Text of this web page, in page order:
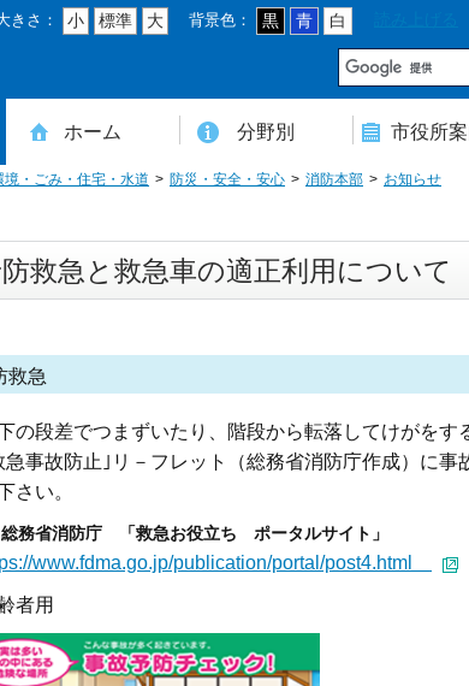
きさ： 小 標準 大 背景色： 黒 青 白
ホーム 分野別
住民登録・戸籍・印鑑・マイナンバー
税・年金・国民健康保険・後期高齢者医療
教育・文化・スポーツ・人権・男女共同参画
健康・医療・介護・福祉・食育
消防・防災・安全・環境・ごみ・住宅・水道
商工・労働・消費者行政
入札・契約・工事・委託
農業・林業・農業委員会事務局
道路・都市計画・地籍・交通
議会・選管・監査
まちづくり・財政・管財・各種計画・人事・各支所・その
市役所
本庁舎案内図
庁舎案内
行政組織
人口・世帯数・高齢者人口
豊後大野市の概要
豊後大野市の歴史
合併経過
市章・市民憲章・市花・市木等
豊後大野市友好交流協定
豊後大野市のすがた
豊後大野市の観光
豊後大野市の各種計画
ようこそ市長室へ
名誉市民
豊後大野市ふるさと大使
・ごみ・住宅・水道 防災・安全・安心 消防本部
お知らせ
救急と救急車の適正利用について
救急
の段差でつまずいたり 、階段から転落してけがをす
事故防止｣リ－フレット（総務省消防庁作成）に事
さい。
省消防庁 「救急お役立ち ポータルサイト」
www.fdma.go.jp/publication/portal/post4.html
者用